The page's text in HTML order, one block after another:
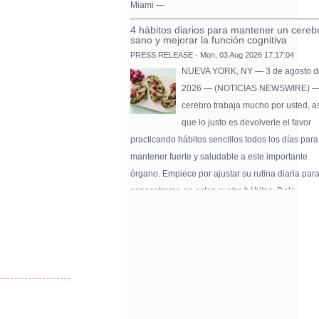
Miami —
4 hábitos diarios para mantener un
sano y mejorar la función cognitiva
PRESS RELEASE - Mon, 03 Aug 2026 17:17:04
NUEVA YORK, NY — 3 de agosto
2026 — (NOTICIAS NEWSWIRE)
cerebro trabaja mucho por usted,
que lo justo es devolverle el favor
practicando hábitos sencillos todos los días para
mantener fuerte y saludable a este importante
órgano. Empiece por ajustar su rutina diaria
concentrarse en estos cuatro hábitos. Dele …